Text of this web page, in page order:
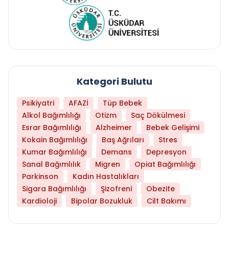
Kategori Bulutu
Psikiyatri AFAZİ
Tüp Bebek
Alkol Bağımlılığı
Otizm
Saç Dökülmesi
Esrar Bağımlılığı
Alzheimer
Bebek Gelişimi
Kokain Bağımlılığı
Baş Ağrıları
Stres
Kumar Bağımlılığı
Demans
Depresyon
Sanal Bağımlılık
Migren
Opiat Bağımlılığı
Parkinson
Kadın Hastalıkları
Sigara Bağımlılığı
Şizofreni
Obezite
Kardioloji
Bipolar Bozukluk Cilt Bakımı